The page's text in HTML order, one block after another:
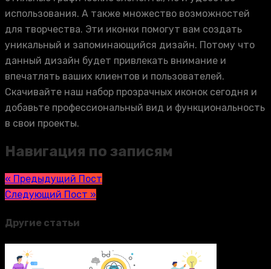
использования. А также множество возможностей
для творчества. Эти иконки помогут вам создать
уникальный и запоминающийся дизайн. Потому что
данный дизайн будет привлекать внимание и
впечатлять ваших клиентов и пользователей.
Скачивайте наш набор прозрачных иконок сегодня и
добавьте профессиональный вид и функциональность
в свои проекты.
Навигация по записям
« Предыдущий Пост
Следующий Пост »
Другие статьи